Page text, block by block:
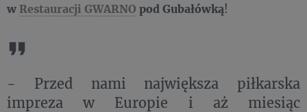
w Restauracji GWARNO pod Gubałówką!
- Przed nami największa piłkarska
impreza w Europie i aż miesiąc